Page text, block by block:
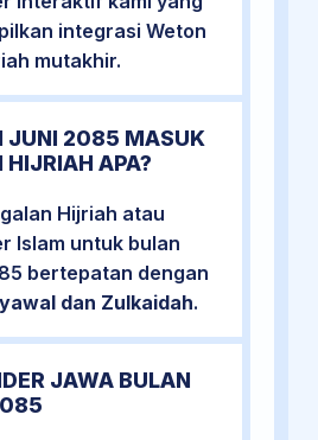
integrasi Weton
mutakhir.
JUNI 2085 MASUK
HIJRIAH APA?
Hijriah atau
Islam untuk bulan
bertepatan dengan
dan Zulkaidah.
JAWA BULAN